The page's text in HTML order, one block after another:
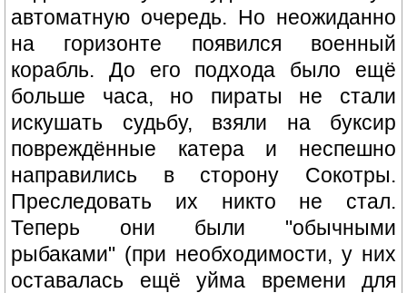
автоматную очередь. Но неожиданно
на горизонте появился военный
корабль. До его подхода было ещё
больше часа, но пираты не стали
искушать судьбу, взяли на буксир
повреждённые катера и неспешно
направились в сторону Сокотры.
Преследовать их никто не стал.
Теперь они были "обычными
рыбаками" (при необходимости, у них
оставалась ещё уйма времени для